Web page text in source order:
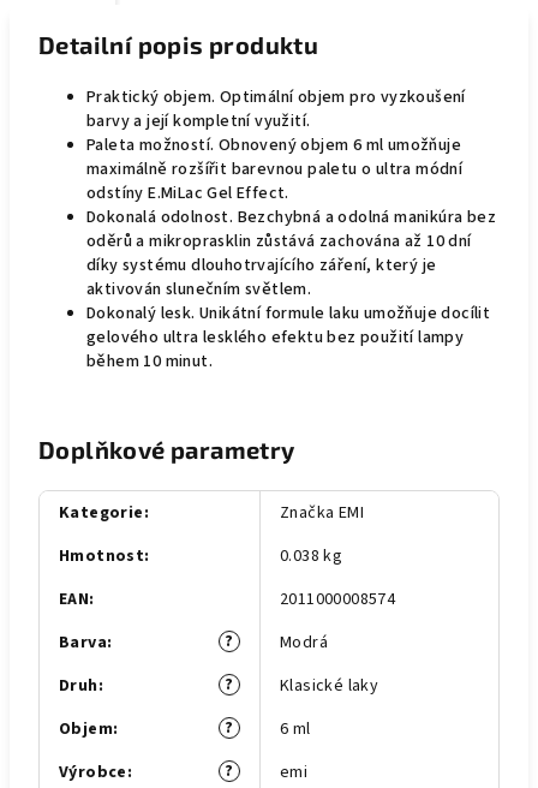
Detailní popis produktu
Praktický objem. Optimální objem pro vyzkoušení
barvy a její kompletní využití.
Paleta možností. Obnovený objem 6 ml umožňuje
maximálně rozšířit barevnou paletu o ultra módní
odstíny E.MiLac Gel Effect.
Dokonalá odolnost. Bezchybná a odolná manikúra bez
oděrů a mikroprasklin zůstává zachována až 10 dní
díky systému dlouhotrvajícího záření, který je
aktivován slunečním světlem.
Dokonalý lesk. Unikátní formule laku umožňuje docílit
gelového ultra lesklého efektu bez použití lampy
během 10 minut.
Doplňkové parametry
Kategorie:
Značka EMI
Hmotnost:
0.038 kg
EAN:
2011000008574
?
Barva:
Modrá
?
Druh:
Klasické laky
?
Objem:
6 ml
?
Výrobce: emi